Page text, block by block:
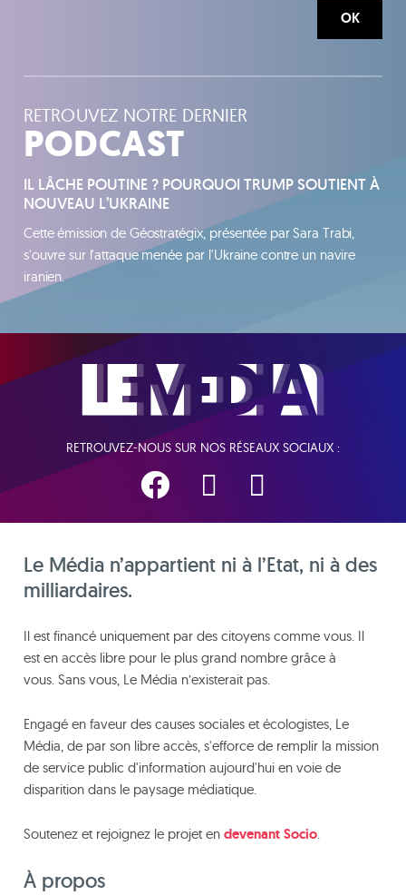
OK
RETROUVEZ NOTRE DERNIER
PODCAST
IL LÂCHE POUTINE ? POURQUOI TRUMP SOUTIENT À
NOUVEAU L’UKRAINE
Cette émission de Géostratégix, présentée par Sara Trabi,
s'ouvre sur l'attaque menée par l'Ukraine contre un navire
iranien.
RETROUVEZ-NOUS SUR NOS RÉSEAUX SOCIAUX :
Le Média n’appartient ni à l’Etat, ni à des
milliardaires.
Il est financé uniquement par des citoyens comme vous. Il
est en accès libre pour le plus grand nombre grâce à
vous. Sans vous, Le Média n’existerait pas.
Engagé en faveur des causes sociales et écologistes, Le
Média, de par son libre accès, s'efforce de remplir la mission
de service public d'information aujourd'hui en voie de
disparition dans le paysage médiatique.
Soutenez et rejoignez le projet en devenant Socio.
À propos